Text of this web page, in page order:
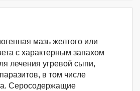
мазь желтого или
с характерным запахом
лечения угревой сыпи,
в том числе
Серосодержащие